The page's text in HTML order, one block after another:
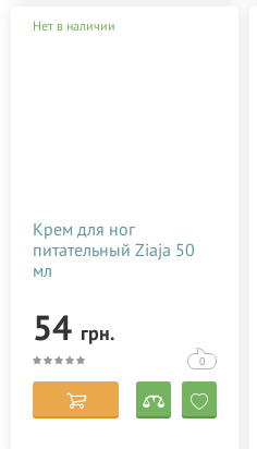
Нет в наличии
Крем для ног
питательный Ziaja 50
мл
54 грн.
0